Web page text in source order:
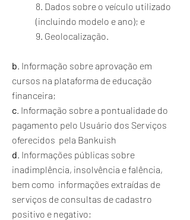
8. Dados sobre o veículo utilizado
(incluindo modelo e ano); e
9. Geolocalização.
b. Informação sobre aprovação em
cursos na plataforma de educação
financeira;
c. Informação sobre a pontualidade do
pagamento pelo Usuário dos Serviços
oferecidos pela Bankuish
d. Informações públicas sobre
inadimplência, insolvência e falência,
bem como informações extraídas de
serviços de consultas de cadastro
positivo e negativo;